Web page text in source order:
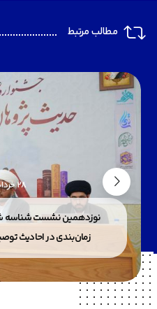
مطالب مرتبط
28 خرداد 1405
نوزدهمین نشست شناسه
زمان‌بندی در احادیث